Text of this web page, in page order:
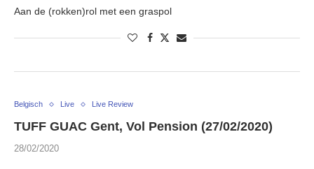
Aan de (rokken)rol met een graspol
Belgisch Live Live Review
TUFF GUAC Gent, Vol Pension (27/02/2020)
28/02/2020